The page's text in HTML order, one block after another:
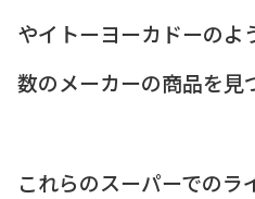
やイトーヨーカドーのよ
数のメーカーの商品を見
これらのスーパーでのラ